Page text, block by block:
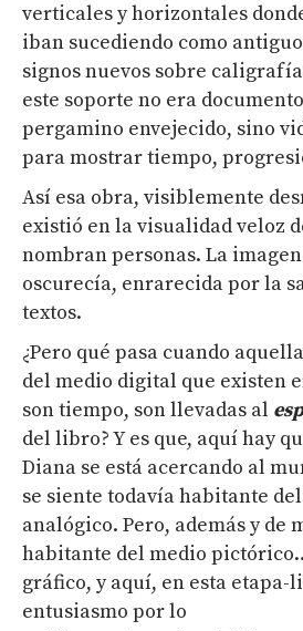
verticales y horizontales
iban sucediendo como
signos nuevos sobre
este soporte no era
pergamino envejecido, sino
para mostrar tiempo,
Así esa obra, visiblemente
existió en la visualidad veloz
nombran personas. La
oscurecía, enrarecida por la
textos.
¿Pero qué pasa cuando
del medio digital que existen
son tiempo, son llevadas al
del libro? Y es que, aquí hay
Diana se está acercando al
se siente todavía habitante
analógico. Pero, además y de
habitante del medio
gráfico, y aquí, en esta etapa-
entusiasmo por lo